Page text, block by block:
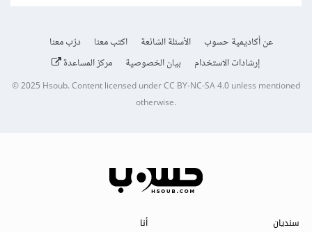
عن أكاديمية حسوب الأسئلة الشائعة اكتب معنا
درّب معنا
إرشادات الاستخدام
بيان الخصوصية مركز المساعدة
© 2025 Hsoub.Content licensed underCC BY-NC-SA 4.0unless mentioned
otherwise.